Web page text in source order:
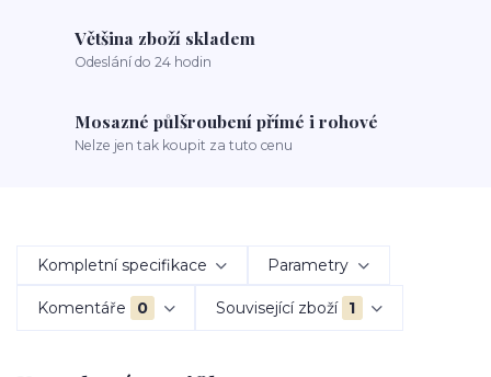
Většina zboží skladem
Odeslání do 24 hodin
Mosazné půlšroubení přímé i rohové
Nelze jen tak koupit za tuto cenu
Kompletní specifikace Parametry
Komentáře 0 Související zboží 1